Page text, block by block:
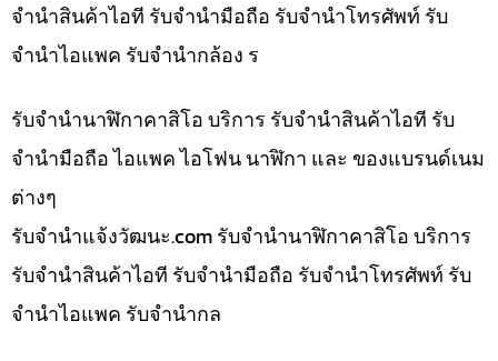
จำนำสินค้าไอที รับจำนำมือถือ รับจำนำโทรศัพท์ รับ
จำนำไอแพค รับจำนำกล้อง ร
รับจำนำนาฬิกาคาสิโอ บริการ รับจำนำสินค้าไอที รับ
จำนำมือถือ ไอแพค ไอโฟน นาฬิกา และ ของแบรนด์เนม
ต่างๆ
รับจํานําแจ้งวัฒนะ.com รับจำนำนาฬิกาคาสิโอ บริการ
รับจำนำสินค้าไอที รับจำนำมือถือ รับจำนำโทรศัพท์ รับ
จำนำไอแพค รับจำนำกล